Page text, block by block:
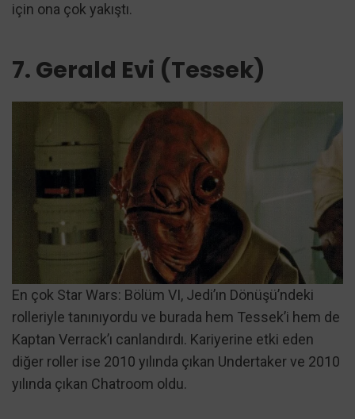
için ona çok yakıştı.
7. Gerald Evi (Tessek)
En çok Star Wars: Bölüm VI, Jedi’ın Dönüşü’ndeki
rolleriyle tanınıyordu ve burada hem Tessek’i hem de
Kaptan Verrack’ı canlandırdı. Kariyerine etki eden
diğer roller ise 2010 yılında çıkan Undertaker ve 2010
yılında çıkan Chatroom oldu.